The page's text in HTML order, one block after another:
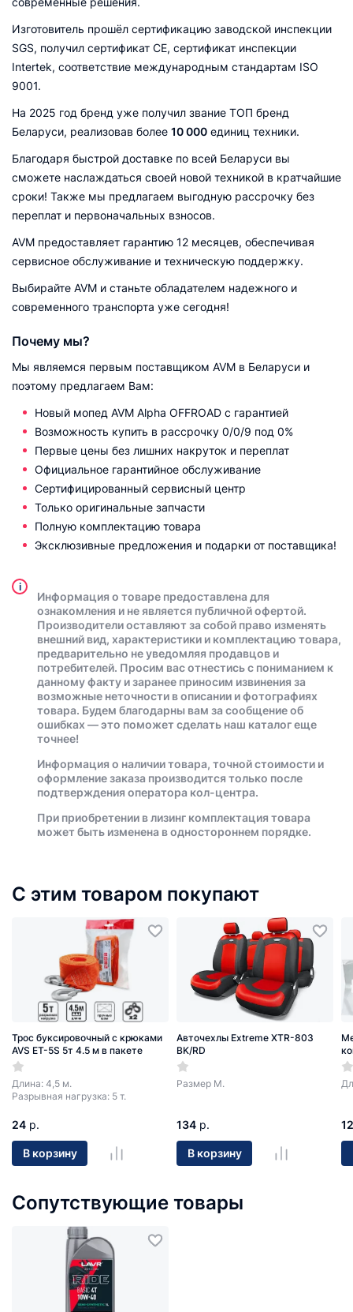
Изготовитель прошёл сертификацию заводской инспекции
SGS, получил сертификат CE, сертификат инспекции
Intertek, соответствие международным стандартам ISO
9001.
На 2025 год бренд уже получил звание ТОП бренд
Беларуси, реализовав более 10 000 единиц техники.
Благодаря быстрой доставке по всей Беларуси вы
сможете наслаждаться своей новой техникой в кратчайшие
сроки! Также мы предлагаем выгодную рассрочку без
переплат и первоначальных взносов.
AVM предоставляет гарантию 12 месяцев, обеспечивая
сервисное обслуживание и техническую поддержку.
Выбирайте AVM и станьте обладателем надежного и
современного транспорта уже сегодня!
Почему мы?
Мы являемся первым поставщиком AVM в Беларуси и
поэтому предлагаем Вам:
Новый мопед AVM Alpha OFFROAD с гарантией
Возможность купить в рассрочку 0/0/9 под 0%
Первые цены без лишних накруток и переплат
Официальное гарантийное обслуживание
Сертифицированный сервисный центр
Только оригинальные запчасти
Полную комплектацию товара
Эксклюзивные предложения и подарки от поставщика!
i
Информация о товаре предоставлена для
ознакомления и не является публичной офертой.
Производители оставляют за собой право изменять
внешний вид, характеристики и комплектацию товара,
предварительно не уведомляя продавцов и
потребителей. Просим вас отнестись с пониманием к
данному факту и заранее приносим извинения за
возможные неточности в описании и фотографиях
товара. Будем благодарны вам за сообщение об
ошибках — это поможет сделать наш каталог еще
точнее!
Информация о наличии товара, точной стоимости и
оформление заказа производится только после
подтверждения оператора кол-центра.
При приобретении в лизинг комплектация товара
может быть изменена в одностороннем порядке.
С этим товаром покупают
Трос буксировочный с крюками
AVS ET-5S 5т 4.5 м в пакете
Длина: 4,5 м.
Разрывная нагрузка: 5 т.
24 р.
В корзину
Авточехлы Extreme XTR-803
BK/RD
Размер М.
134 р.
В корзину
12
Сопутствующие товары